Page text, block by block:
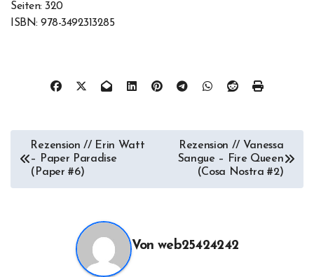
Seiten: 320
ISBN: 978-3492313285
Beitragsnavigation
Rezension // Erin Watt
– Paper Paradise
(Paper #6)
Rezension // Vanessa
Sangue – Fire Queen
(Cosa Nostra #2)
Von web25424242